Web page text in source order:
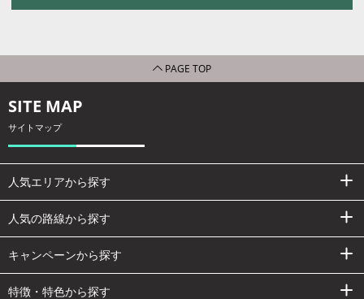
PAGE TOP
SITE MAP
サイトマップ
人気エリアから探す
人気の路線から探す
キャンペーンから探す
特徴・特色から探す